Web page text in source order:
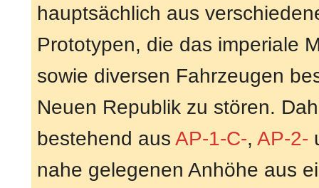
hauptsächlich aus
Prototypen, die das imperiale
sowie diversen Fahrzeugen
Neuen Republik zu stören.
bestehend aus AP-1-C-, AP-2-
nahe gelegenen Anhöhe aus